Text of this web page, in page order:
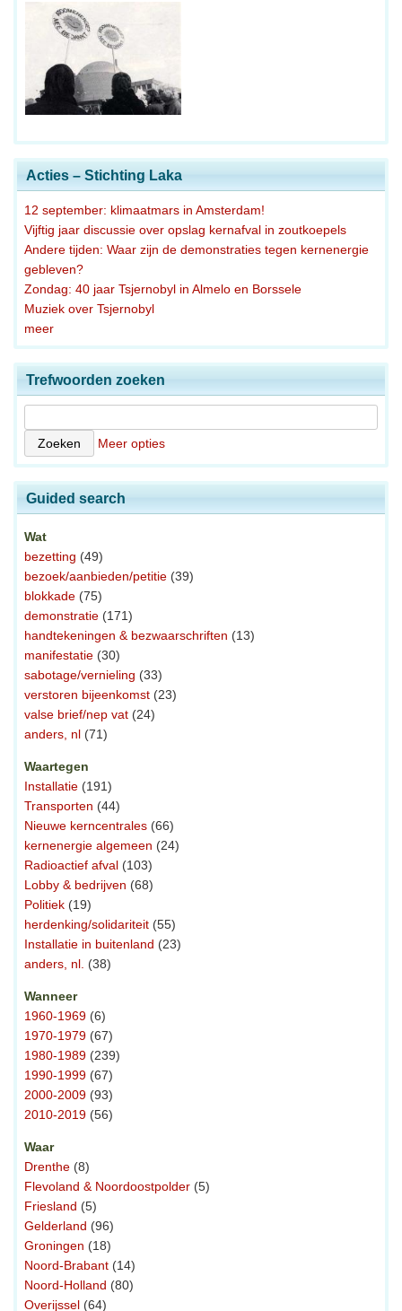
Acties – Stichting Laka
12 september: klimaatmars in Amsterdam!
Vijftig jaar discussie over opslag kernafval in zoutkoepels
Andere tijden: Waar zijn de demonstraties tegen kernenergie
gebleven?
Zondag: 40 jaar Tsjernobyl in Almelo en Borssele
Muziek over Tsjernobyl
meer
Trefwoorden zoeken
Meer opties
Guided search
Wat
bezetting (49)
bezoek/aanbieden/petitie (39)
blokkade (75)
demonstratie (171)
handtekeningen & bezwaarschriften (13)
manifestatie (30)
sabotage/vernieling (33)
verstoren bijeenkomst (23)
valse brief/nep vat (24)
anders, nl (71)
Waartegen
Installatie (191)
Transporten (44)
Nieuwe kerncentrales (66)
kernenergie algemeen (24)
Radioactief afval (103)
Lobby & bedrijven (68)
Politiek (19)
herdenking/solidariteit (55)
Installatie in buitenland (23)
anders, nl. (38)
Wanneer
1960-1969 (6)
1970-1979 (67)
1980-1989 (239)
1990-1999 (67)
2000-2009 (93)
2010-2019 (56)
Waar
Drenthe (8)
Flevoland & Noordoostpolder (5)
Friesland (5)
Gelderland (96)
Groningen (18)
Noord-Brabant (14)
Noord-Holland (80)
Overijssel (64)